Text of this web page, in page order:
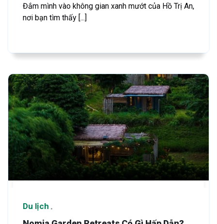
Đắm mình vào không gian xanh mướt của Hồ Trị An,
nơi bạn tìm thấy [...]
Du lịch